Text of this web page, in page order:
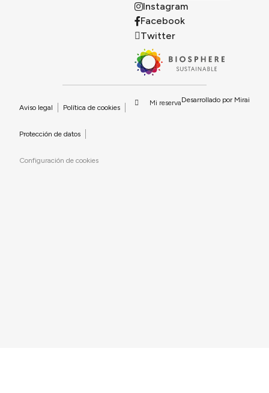
Instagram
Facebook
Twitter
Aviso legal Política de cookies
Protección de datos
Configuración de cookies
Mi reservaDesarrollado por Mirai